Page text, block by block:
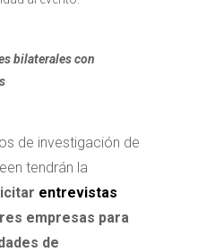
bilaterales con
de investigación de
tendrán la
entrevistas
empresas para
de